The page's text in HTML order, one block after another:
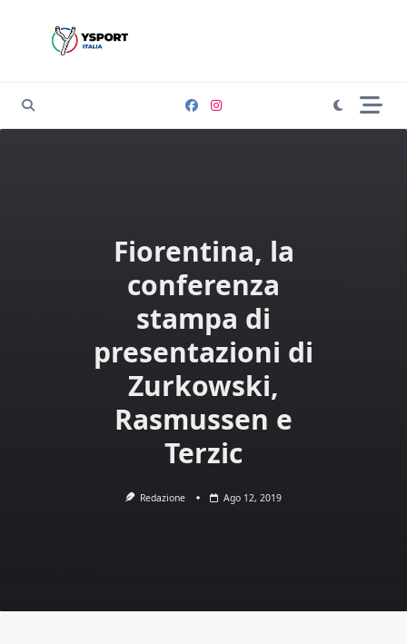
Fiorentina, la
conferenza
stampa di
presentazioni di
Zurkowski,
Rasmussen e
Terzic
Redazione Ago 12, 2019